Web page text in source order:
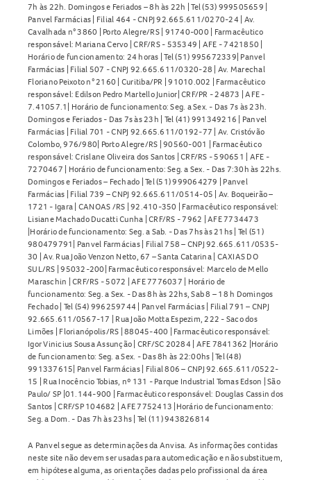
7h às 22h. Domingos e Feriados – 8h às 22h | Tel (53) 999505659 |
Panvel Farmácias | Filial 464 - CNPJ 92.665.611/0270-24 | Av.
Cavalhada n° 3860 | Porto Alegre/RS | 91740-000 | Farmacêutico
responsável: Mariana Cervo | CRF/RS - 535349 | AFE - 7421850 |
Horário de funcionamento: 24 horas | Tel (51) 995672339| Panvel
Farmácias | Filial 507 - CNPJ 92.665.611/0320-28 | Av. Marechal
Floriano Peixoto n° 2160 | Curitiba/PR | 91010.002 | Farmacêutico
responsável: Edilson Pedro Martello Junior| CRF/PR - 24873 | AFE -
7.41057.1| Horário de funcionamento: Seg. a Sex. - Das 7s às 23h.
Domingos e Feriados - Das 7s às 23h | Tel (41) 991349216 | Panvel
Farmácias | Filial 701 - CNPJ 92.665.611/0192-77 | Av. Cristóvão
Colombo, 976/980| Porto Alegre/RS | 90560-001 | Farmacêutico
responsável: Crislane Oliveira dos Santos | CRF/RS - 590651 | AFE -
7270467 | Horário de funcionamento: Seg. a Sex. - Das 7:30h às 22hs.
Domingos e Feriados – Fechado | Tel (51) 999064279 | Panvel
Farmácias | Filial 739 – CNPJ 92.665.611/0514-05 | Av. Boqueirão –
1721 - Igara | CANOAS /RS | 92.410-350 | Farmacêutico responsável:
Lisiane Machado Ducatti Cunha | CRF/RS - 7962 | AFE 7734473
|Horário de funcionamento: Seg. a Sab. - Das 7hs às 21hs | Tel (51)
980479791| Panvel Farmácias | Filial 758 – CNPJ 92.665.611/0535-
30 | Av. Rua João Venzon Netto, 67 – Santa Catarina | CAXIAS DO
SUL/RS | 95032-200| Farmacêutico responsável: Marcelo de Mello
Maraschin | CRF/RS - 5072 | AFE 7776037 | Horário de
funcionamento: Seg. a Sex. - Das 8h às 22hs, Sab 8 – 18 h Domingos
Fechado | Tel (54) 996259744 | Panvel Farmácias | Filial 791 – CNPJ
92.665.611/0567-17 | Rua João Motta Espezim, 222 - Saco dos
Limões | Florianópolis/RS | 88045-400 | Farmacêutico responsável:
Igor Vinicius Sousa Assunção | CRF/SC 20284 | AFE 7841362 |Horário
de funcionamento: Seg. a Sex. - Das 8h às 22:00hs | Tel (48)
991337615| Panvel Farmácias | Filial 806 – CNPJ 92.665.611/0522-
15 | Rua Inocêncio Tobias, nº 131 - Parque Industrial Tomas Edson | São
Paulo/ SP |01.144-900 | Farmacêutico responsável: Douglas Cassin dos
Santos | CRF/SP 104682 | AFE 7752413 |Horário de funcionamento:
Seg. a Dom. - Das 7h às 23hs | Tel (11) 943826814
A Panvel segue as determinações da Anvisa. As informações contidas
neste site não devem ser usadas para automedicação e não substituem,
em hipótese alguma, as orientações dadas pelo profissional da área